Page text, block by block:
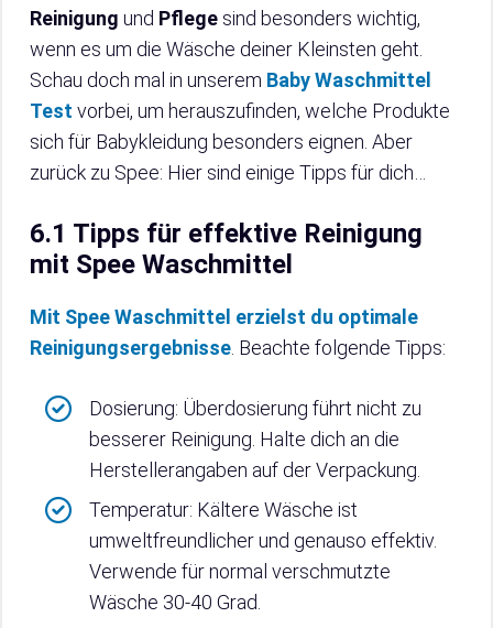
Reinigung und Pflege sind besonders wichtig,
wenn es um die Wäsche deiner Kleinsten geht.
Schau doch mal in unserem Baby Waschmittel
Test vorbei, um herauszufinden, welche Produkte
sich für Babykleidung besonders eignen. Aber
zurück zu Spee: Hier sind einige Tipps für dich…
6.1 Tipps für effektive Reinigung
mit Spee Waschmittel
Mit Spee Waschmittel erzielst du optimale
Reinigungsergebnisse . Beachte folgende Tipps:
Dosierung: Überdosierung führt nicht zu
besserer Reinigung. Halte dich an die
Herstellerangaben auf der Verpackung.
Temperatur: Kältere Wäsche ist
umweltfreundlicher und genauso effektiv.
Verwende für normal verschmutzte
Wäsche 30-40 Grad.